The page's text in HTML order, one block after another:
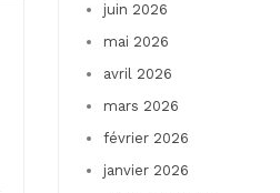
juin 2026
mai 2026
avril 2026
mars 2026
février 2026
janvier 2026